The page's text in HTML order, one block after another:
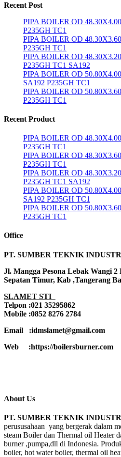
Recent Post
PIPA BOILER OD
P235GH TC1
PIPA BOILER OD
P235GH TC1
PIPA BOILER OD
P235GH TC1 SA192
PIPA BOILER OD
SA192 P235GH TC1
PIPA BOILER OD
P235GH TC1
Recent Product
PIPA BOILER OD
P235GH TC1
PIPA BOILER OD
P235GH TC1
PIPA BOILER OD
P235GH TC1 SA192
PIPA BOILER OD
SA192 P235GH TC1
PIPA BOILER OD
P235GH TC1
Office
PT. SUMBER TEKNIK
Jl. Mangga Pesona Lebak Wangi
Sepatan Timur, Kab ,Tangerang
SLAMET STI
Telpon :021 35295862
Mobile :0852 8276 2784
Email :idmslamet@gmail.com
Web :https://boilersburner.com
About Us
PT. SUMBER TEKNIK
perususahaan yang bergerak dalam
steam Boiler dan Thermal oil Heater
burner ,pumpa,dll di Indonesia.
boiler, hot water boiler, thermal oil